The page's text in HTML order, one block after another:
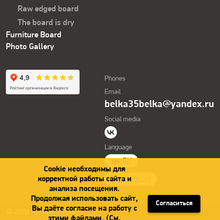
Raw edged board
The board is dry
Furniture Board
Photo Gallery
Phones
Email
belka35belka@yandex.ru
Social media
Language
TURKISH
© 2002 – 2026, Belka35
Cookie необходимы для
корректной работы сайта и
анализа посещения.
Продолжая использовать сайт,
Вы даёте согласие на работу с
Согласиться